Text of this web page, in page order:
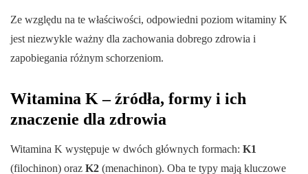
Ze względu na te właściwości, odpowiedni poziom witaminy K
jest niezwykle ważny dla zachowania dobrego zdrowia i
zapobiegania różnym schorzeniom.
Witamina K – źródła, formy i ich
znaczenie dla zdrowia
Witamina K występuje w dwóch głównych formach: K1
(filochinon) oraz K2 (menachinon). Oba te typy mają kluczowe